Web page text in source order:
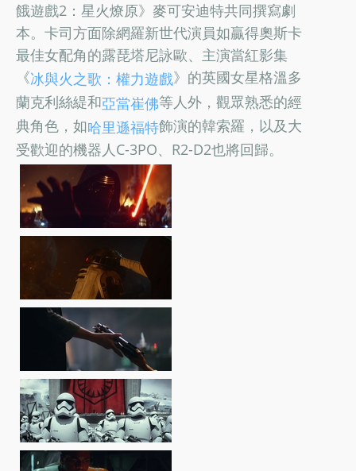
餓遊戲2：星火燎原》麥可安迪特共同撰寫劇
本。卡司方面除網羅新世代演員如贏得奧斯卡
最佳女配角的露琵塔尼詠歐、主演當紅影集
《冰與火之歌：權力遊戲》的英國女星格溫多
蘭克利絲緹和亞當崔佛等人外，觀眾熟悉的經
典角色，如哈里遜福特飾演的韓索羅，以及大
受歡迎的機器人C-3PO、R2-D2也將回歸。